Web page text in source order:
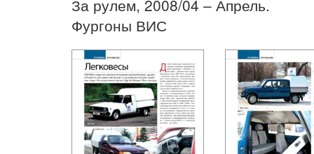
За рулем, 2008/04 – Апрель.
Фургоны ВИС